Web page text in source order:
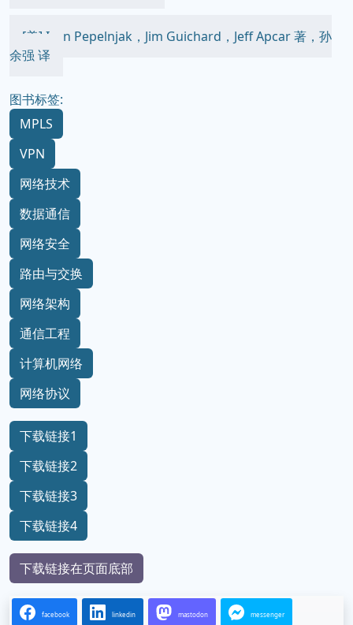
[美] Ivan Pepelnjak，Jim Guichard，Jeff Apcar 著，孙
余强 译
图书标签:
MPLS
VPN
网络技术
数据通信
网络安全
路由与交换
网络架构
通信工程
计算机网络
网络协议
下载链接1
下载链接2
下载链接3
下载链接4
下载链接在页面底部
facebook linkedin mastodon messenger